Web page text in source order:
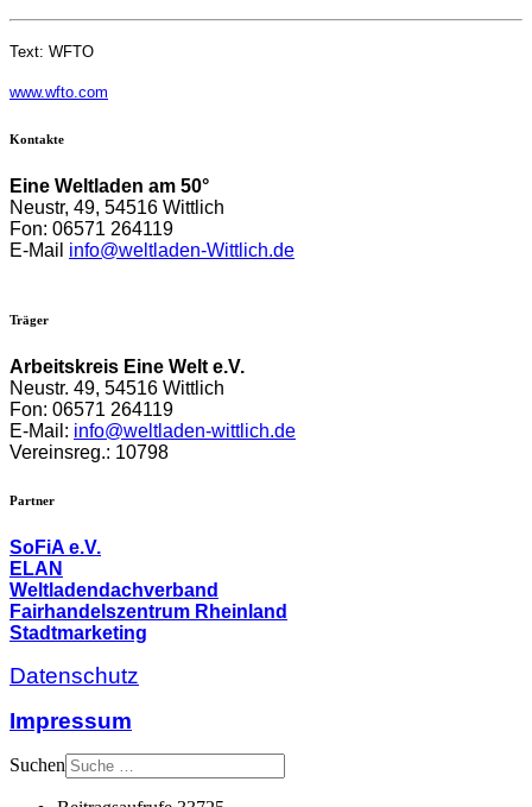
Text: WFTO
www.wfto.com
Kontakte
Eine Weltladen am 50°
Neustr, 49, 54516 Wittlich
Fon: 06571 264119
E-Mail info@weltladen-Wittlich.de
Träger
Arbeitskreis Eine Welt e.V.
Neustr. 49, 54516 Wittlich
Fon: 06571 264119
E-Mail: info@weltladen-wittlich.de
Vereinsreg.: 10798
Partner
SoFiA e.V.
ELAN
Weltladendachverband
Fairhandelszentrum Rheinland
Stadtmarketing
Datenschutz
Impressum
Suchen